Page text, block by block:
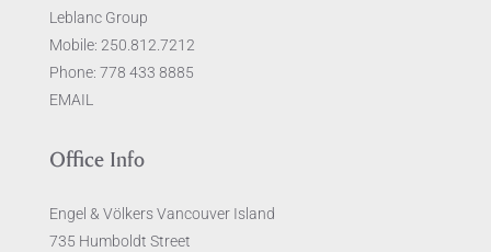
Leblanc Group
Mobile: 250.812.7212
Phone: 778 433 8885
EMAIL
Office Info
Engel & Völkers Vancouver Island
735 Humboldt Street